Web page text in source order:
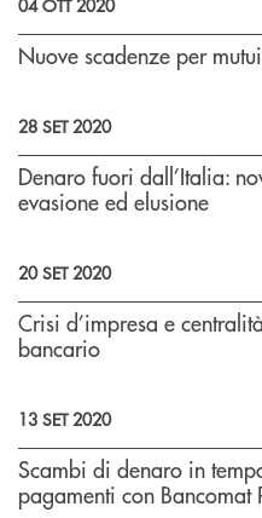
04 OTT 2020
Nuove scadenze per
28 SET 2020
Denaro fuori dall’Italia:
evasione ed elusione
20 SET 2020
Crisi d’impresa e
bancario
13 SET 2020
Scambi di denaro in
pagamenti con Bancomat